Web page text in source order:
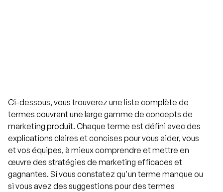
Ci-dessous, vous trouverez une liste complète de
termes couvrant une large gamme de concepts de
marketing produit. Chaque terme est défini avec des
explications claires et concises pour vous aider, vous
et vos équipes, à mieux comprendre et mettre en
œuvre des stratégies de marketing efficaces et
gagnantes. Si vous constatez qu'un terme manque ou
si vous avez des suggestions pour des termes